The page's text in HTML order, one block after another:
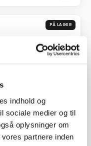
indhold og
sociale medier og til
oplysninger om
partnere inden
PÅ LAGER